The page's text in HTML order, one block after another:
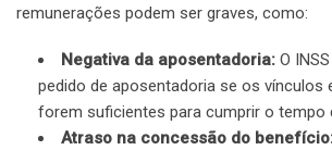
remunerações podem ser graves, como:
Negativa da aposentadoria: O
pedido de aposentadoria se os vínculos
forem suficientes para cumprir o tempo
Atraso na concessão do